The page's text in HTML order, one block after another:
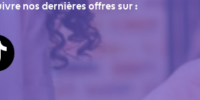
nos dernières offres sur :